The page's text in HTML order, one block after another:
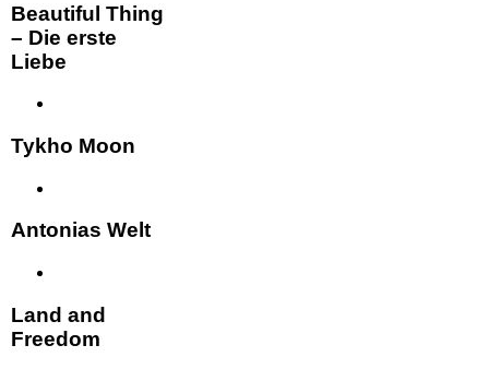
Beautiful Thing
– Die erste
Liebe
Tykho Moon
Antonias Welt
Land and
Freedom